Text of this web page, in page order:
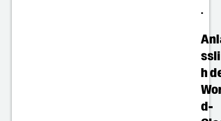
.
h
d-